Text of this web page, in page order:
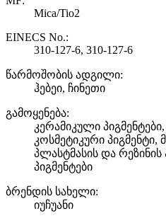
Mica/Tio2
EINECS No.:
310-127-6, 310-127-6
წარმოშობის ადგილი:
ჰებეი, ჩინეთი
გამოყენება:
კერამიკული
კოსმეტიკური პიგმენტი,
პლასტმასის და რეზინის
პიგმენტები
ბრენდის სახელი:
იუჩუანი